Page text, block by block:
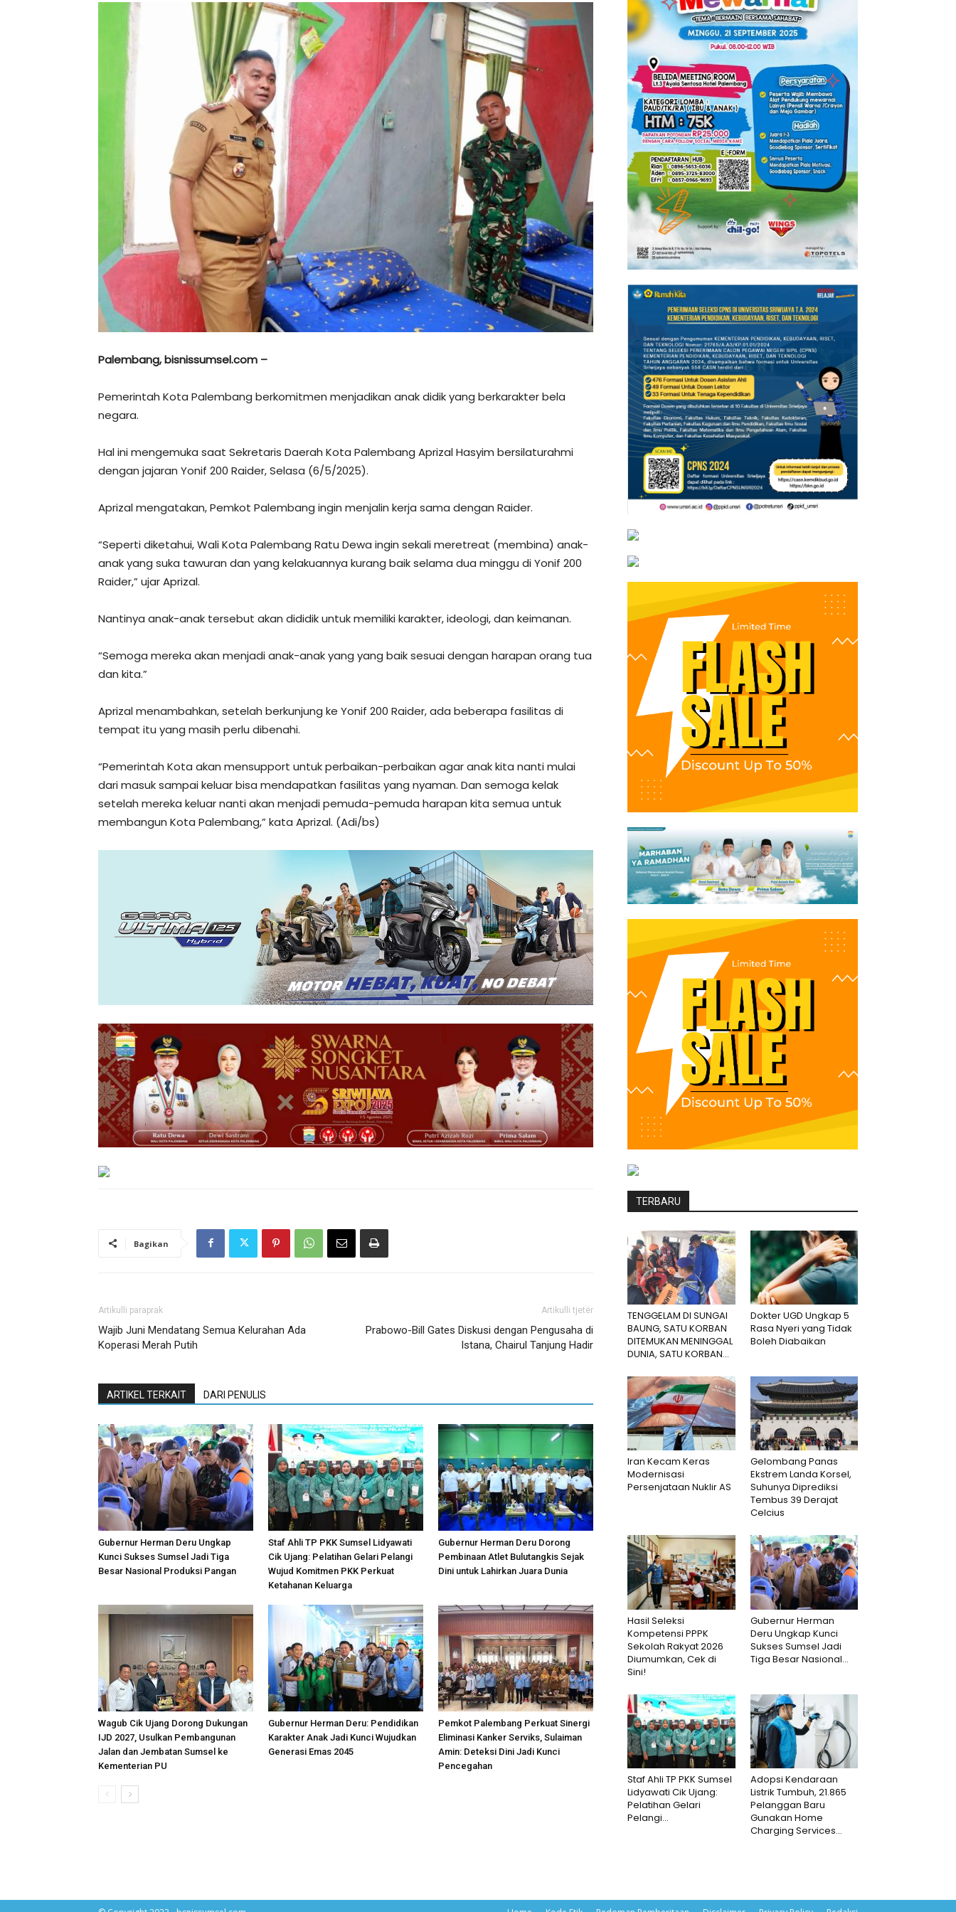
Palembang, bisnissumsel.com –
Pemerintah Kota Palembang berkomitmen menjadikan anak didik yang berkarakter bela
negara.
Hal ini mengemuka saat Sekretaris Daerah Kota Palembang Aprizal Hasyim bersilaturahmi
dengan jajaran Yonif 200 Raider, Selasa (6/5/2025).
Aprizal mengatakan, Pemkot Palembang ingin menjalin kerja sama dengan Raider.
“Seperti diketahui, Wali Kota Palembang Ratu Dewa ingin sekali meretreat (membina) anak-
anak yang suka tawuran dan yang kelakuannya kurang baik selama dua minggu di Yonif 200
Raider,” ujar Aprizal.
Nantinya anak-anak tersebut akan dididik untuk memiliki karakter, ideologi, dan keimanan.
“Semoga mereka akan menjadi anak-anak yang yang baik sesuai dengan harapan orang tua
dan kita.”
Aprizal menambahkan, setelah berkunjung ke Yonif 200 Raider, ada beberapa fasilitas di
tempat itu yang masih perlu dibenahi.
“Pemerintah Kota akan mensupport untuk perbaikan-perbaikan agar anak kita nanti mulai
dari masuk sampai keluar bisa mendapatkan fasilitas yang nyaman. Dan semoga kelak
setelah mereka keluar nanti akan menjadi pemuda-pemuda harapan kita semua untuk
membangun Kota Palembang,” kata Aprizal. (Adi/bs)
Bagikan
Artikulli paraprak
Wajib Juni Mendatang Semua Kelurahan Ada
Koperasi Merah Putih
Artikulli tjetër
Prabowo-Bill Gates Diskusi dengan Pengusaha di
Istana, Chairul Tanjung Hadir
ARTIKEL TERKAIT DARI PENULIS
Gubernur Herman Deru Ungkap
Kunci Sukses Sumsel Jadi Tiga
Besar Nasional Produksi Pangan
Staf Ahli TP PKK Sumsel Lidyawati
Cik Ujang: Pelatihan Gelari Pelangi
Wujud Komitmen PKK Perkuat
Ketahanan Keluarga
Gubernur Herman Deru Dorong
Pembinaan Atlet Bulutangkis Sejak
Dini untuk Lahirkan Juara Dunia
Wagub Cik Ujang Dorong Dukungan
IJD 2027, Usulkan Pembangunan
Jalan dan Jembatan Sumsel ke
Kementerian PU
Gubernur Herman Deru: Pendidikan
Karakter Anak Jadi Kunci Wujudkan
Generasi Emas 2045
Pemkot Palembang Perkuat Sinergi
Eliminasi Kanker Serviks, Sulaiman
Amin: Deteksi Dini Jadi Kunci
Pencegahan
TERBARU
TENGGELAM DI SUNGAI
BAUNG, SATU KORBAN
DITEMUKAN MENINGGAL
DUNIA, SATU KORBAN...
Dokter UGD Ungkap 5
Rasa Nyeri yang Tidak
Boleh Diabaikan
Iran Kecam Keras
Modernisasi
Persenjataan Nuklir AS
Gelombang Panas
Ekstrem Landa Korsel,
Suhunya Diprediksi
Tembus 39 Derajat
Celcius
Hasil Seleksi
Kompetensi PPPK
Sekolah Rakyat 2026
Diumumkan, Cek di
Sini!
Gubernur Herman
Deru Ungkap Kunci
Sukses Sumsel Jadi
Tiga Besar Nasional...
Staf Ahli TP PKK Sumsel
Lidyawati Cik Ujang:
Pelatihan Gelari
Pelangi...
Adopsi Kendaraan
Listrik Tumbuh, 21.865
Pelanggan Baru
Gunakan Home
Charging Services...